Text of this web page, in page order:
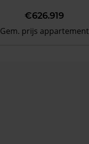
€626.919
Gem. prijs appartement